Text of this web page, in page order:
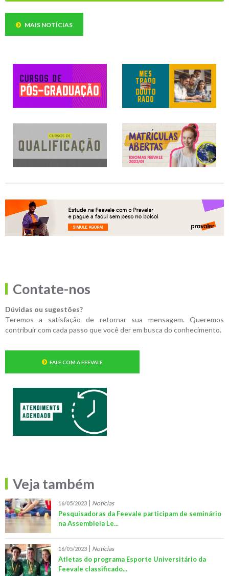
MAIS NOTÍCIAS
Contate-nos
Dúvidas ou sugestões?
Teremos a satisfação de retornar sua mensagem. Queremos
contribuir com cada passo que você der em busca do conhecimento.
FALE COM A FEEVALE
Veja também
16/05/2023 Notícias
Pesquisadoras da Feevale participam de seminário
na Assembleia Le...
16/05/2023 Notícias
Atletas do programa Esporte Universitário da
Feevale classificado...